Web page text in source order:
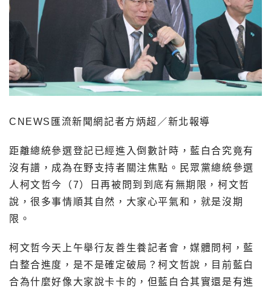
CNEWS匯流新聞網記者方炳超／新北報導
距離總統參選登記已經進入倒數計時，藍白合究竟有
沒有譜，成為在野支持者關注焦點。民眾黨總統參選
人柯文哲今（7）日再被問到到底有無期限，柯文哲
說，很多事情順其自然，大家心平氣和，就是沒期
限。
柯文哲今天上午舉行友善生養記者會，媒體問柯，藍
白整合進度，是不是確定破局？柯文哲說，目前藍白
合為什麼好像大家說卡卡的，但藍白合其實還是有進